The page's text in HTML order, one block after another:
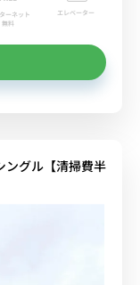
ーネット
無料
エレベーター
ングル【清掃費半